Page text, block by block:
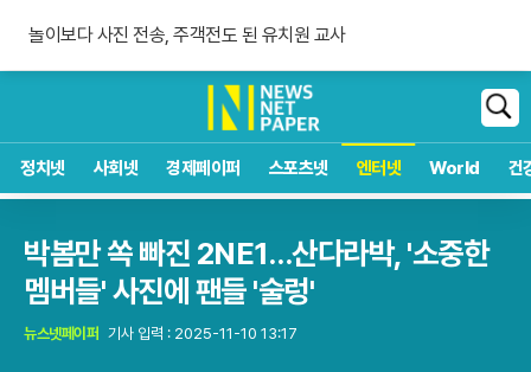
검
색
정치넷 사회넷 경제페이퍼 스포츠넷 엔터넷 World 건
놀이보다 사진 전송, 주객전도 된 유치원 교사
숀 멘데스 공개 열애, 브루나에 사랑 고백
박봄만 쏙 빠진 2NE1…산다라박, '소중한
멤버들' 사진에 팬들 '술렁'
뉴스넷페이퍼 기사 입력 : 2025-11-10 13:17